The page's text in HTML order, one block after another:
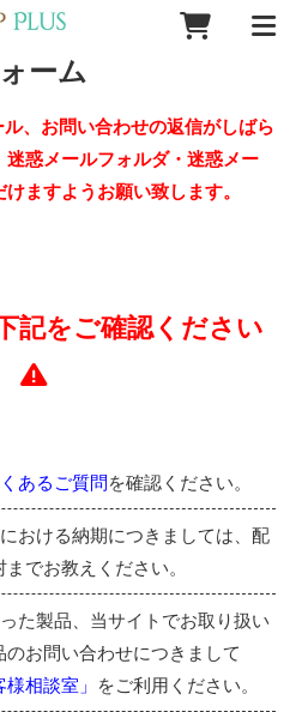
ーム
、お問い合わせの返信がしばら
迷惑メールフォルダ・迷惑メー
ますようお願い致します。
記をご確認ください
あるご質問を確認ください。
おける納期につきましては、配
でお教えください。
た製品、当サイトでお取り扱い
お問い合わせにつきまして
相談室」 をご利用ください。